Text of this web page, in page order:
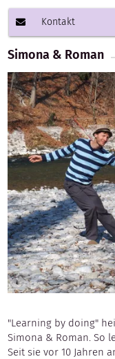
Kontakt
Simona & Roman
"Learning by doing"
Simona & Roman. So
Seit sie vor 10 Jahren